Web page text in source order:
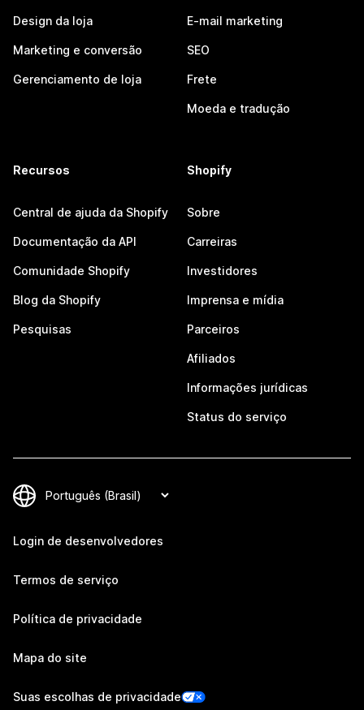
Design da loja
Marketing e conversão
Gerenciamento de loja
E-mail marketing
SEO
Frete
Moeda e tradução
Recursos
Central de ajuda da Shopify
Documentação da API
Comunidade Shopify
Blog da Shopify
Pesquisas
Shopify
Sobre
Carreiras
Investidores
Imprensa e mídia
Parceiros
Afiliados
Informações jurídicas
Status do serviço
Login de desenvolvedores
Termos de serviço
Política de privacidade
Mapa do site
Suas escolhas de privacidade